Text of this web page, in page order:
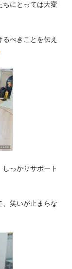
ちにとっては大変
べきことを伝え
っかりサポート
、笑いが止まらな